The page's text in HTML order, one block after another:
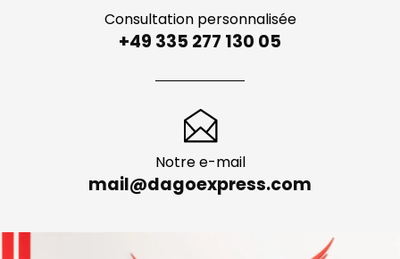
Consultation personnalisée
+49 335 277 130 05
Notre e-mail
mail@dagoexpress.com